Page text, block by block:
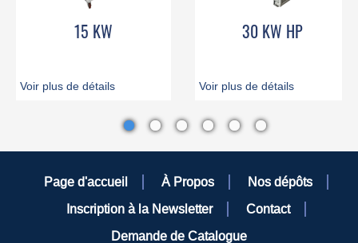
15 KW
Voir plus de détails
30 KW HP
Voir plus de détails
Page d'accueil À Propos
Nos dépôts
Inscription à la Newsletter
Contact
Demande de Catalogue